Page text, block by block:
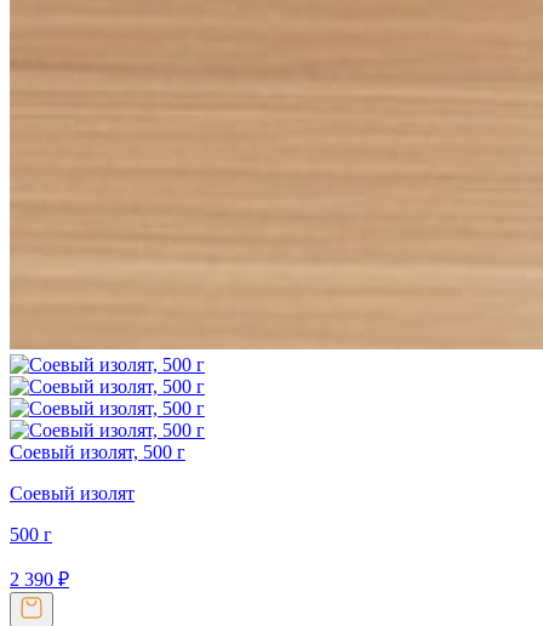
Соевый изолят, 500 г
Соевый изолят
500 г
2 390 ₽